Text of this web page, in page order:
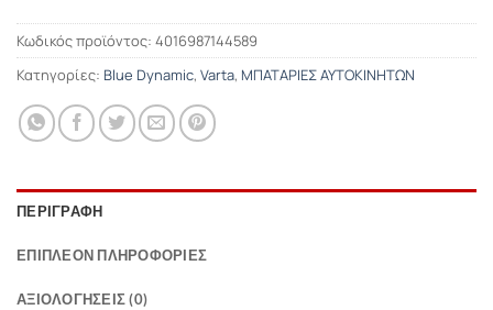
Κωδικός προϊόντος: 4016987144589
Κατηγορίες: Blue Dynamic, Varta, ΜΠΑΤΑΡΙΕΣ ΑΥΤΟΚΙΝΗΤΩΝ
ΠΕΡΙΓΡΑΦΉ
ΕΠΙΠΛΈΟΝ ΠΛΗΡΟΦΟΡΊΕΣ
ΑΞΙΟΛΟΓΉΣΕΙΣ (0)